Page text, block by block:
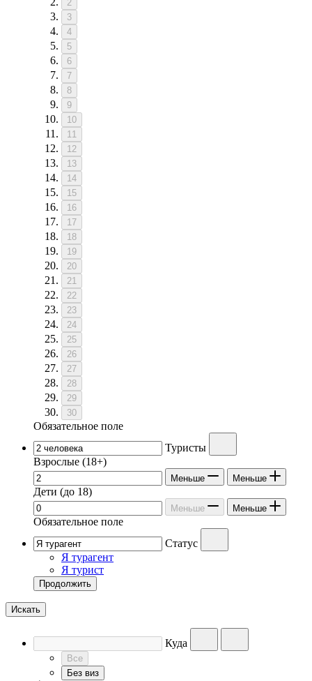
2
3
4
5
6
7
8
9
10
11
12
13
14
15
16
17
18
19
20
21
22
23
24
25
26
27
28
29
30
Обязательное поле
Туристы
Взрослые (18+)
Меньше Меньше
Дети (до 18)
Меньше Меньше
Обязательное поле
Статус
Я турагент
Я турист
Продолжить
Искать
Куда
Все
Без виз